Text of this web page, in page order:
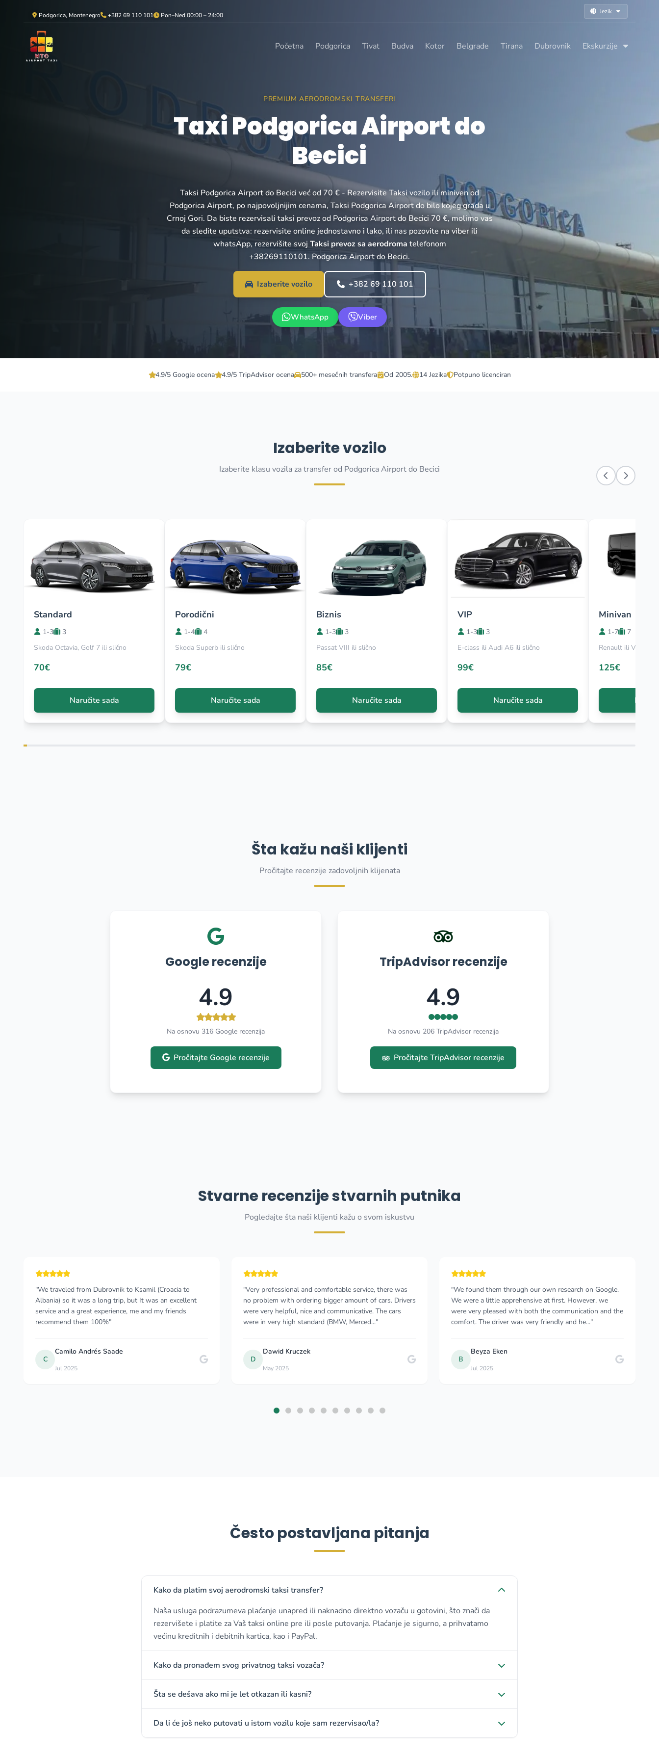
Podgorica, Montenegro +382 69 110 101 Pon–Ned 00:00 – 24:00 Jezik
Početna Podgorica Tivat Budva Kotor Belgrade Tirana Dubrovnik Ekskurzije
PREMIUM AERODROMSKI TRANSFERI
Taxi Podgorica Airport do
Becici
Taksi Podgorica Airport do Becici već od 70 € - Rezervisite Taksi vozilo ili miniven od
Podgorica Airport, po najpovoljnijim cenama, Taksi Podgorica Airport do bilo kojeg grada u
Crnoj Gori. Da biste rezervisali taksi prevoz od Podgorica Airport do Becici 70 €, molimo vas
da sledite uputstva: rezervisite online jednostavno i lako, ili nas pozovite na viber ili
whatsApp, rezervišite svoj Taksi prevoz sa aerodroma telefonom
+38269110101. Podgorica Airport do Becici.
Izaberite vozilo +382 69 110 101
WhatsApp Viber
4.9/5 Google ocena 4.9/5 TripAdvisor ocena 500+ mesečnih transfera Od 2005. 14 Jezika Potpuno licenciran
Izaberite vozilo
Izaberite klasu vozila za transfer od Podgorica Airport do Becici
Standard
1-3
3
Skoda Octavia, Golf 7 ili slično
70€
Naručite sada
Porodični
1-4
4
Skoda Superb ili slično
79€
Naručite sada
Biznis
1-3
3
Passat VIII ili slično
85€
Naručite sada
VIP
1-3
3
E-class ili Audi A6 ili slično
99€
Naručite sada
Minivan
1-7
7
Renault ili Viano
125€
Šta kažu naši klijenti
Pročitajte recenzije zadovoljnih klijenata
Google recenzije
4.9
Na osnovu 316 Google recenzija
Pročitajte Google recenzije
TripAdvisor recenzije
4.9
Na osnovu 206 TripAdvisor recenzija
Pročitajte TripAdvisor recenzije
Stvarne recenzije stvarnih putnika
Pogledajte šta naši klijenti kažu o svom iskustvu
"Very professional and comfortable service, there was
no problem with ordering bigger amount of cars. Drivers
were very helpful, nice and communicative. The cars
were in very high standard (BMW, Merced..."
D
Dawid Kruczek
May 2025
"We found them through our own research on Google.
We were a little apprehensive at first. However, we
were very pleased with both the communication and the
comfort. The driver was very friendly and he..."
B
Beyza Eken
Jul 2025
"It was so great after flight delayed for 3 hours seeing
the pickup driver holding my name waiting. Such an
excellent driver -it’s so crucial on all the mountain roads
of Montenegro especially during f..."
N
NANA LU
Sep 2024
Često postavljana pitanja
Kako da platim svoj aerodromski taksi transfer?
Naša usluga podrazumeva plaćanje unapred ili naknadno direktno vozaču u gotovini, što znači da
rezervišete i platite za Vaš taksi online pre ili posle putovanja. Plaćanje je sigurno, a prihvatamo
većinu kreditnih i debitnih kartica, kao i PayPal.
Kako da pronađem svog privatnog taksi vozača?
Šta se dešava ako mi je let otkazan ili kasni?
Da li će još neko putovati u istom vozilu koje sam rezervisao/la?